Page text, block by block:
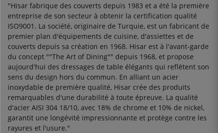
"Hisar fabrique des couverts depuis 1983 et a été la première
entreprise de son secteur à obtenir la certification qualité
ISO9001. La société, originaire de Turquie, est un fabricant de
premier plan d'équipements de cuisine, d'assiettes et de
couverts depuis sa création en 1968. Hisar est à l'avant-garde
du concept ""The Art of Dining"" depuis 1968, et propose
aujourd'hui des dressages de table élégants qui reflètent son
sens du design hors du commun. En alliant un acier
inoxydable de première qualité, Hisar crée des produits
remarquables d'une durabilité à toute épreuve. La qualité
d'acier AISI 304 18/10, avec 18% de chrome et 10% de nickel,
garantit une longévité impressionnante et protège contre les
rayures et l'usure."